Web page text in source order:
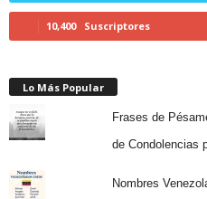
10,400 Suscriptores
Lo Más Popular
Frases de
de Condolencias
Nombres